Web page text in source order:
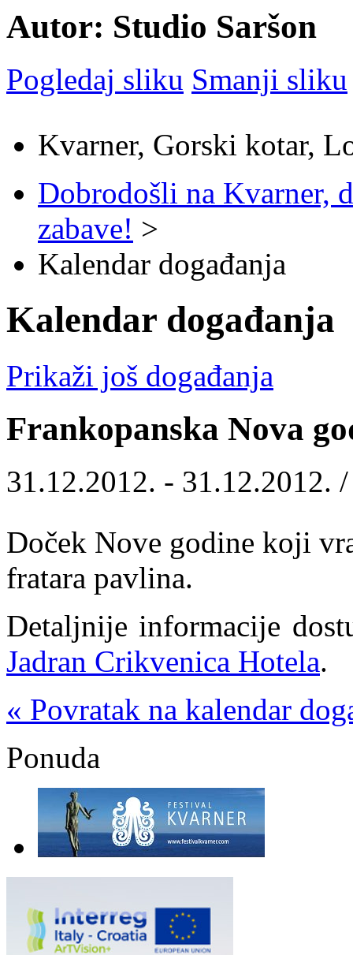
Autor: Studio Saršon
Pogledaj sliku Smanji sliku
Kvarner, Gorski kotar,
Dobrodošli na Kvarner,
zabave! >
Kalendar događanja
Kalendar događanja
Prikaži još događanja
Frankopanska Nova
31.12.2012. - 31.12.2012.
Doček Nove godine koji
fratara pavlina.
Detaljnije informacije
Jadran Crikvenica Hotela.
« Povratak na kalendar
Ponuda